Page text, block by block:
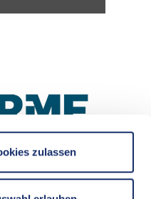
zulassen